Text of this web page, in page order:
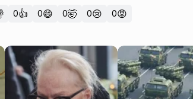
0👍 0😄 0🤯 0😢 0😡